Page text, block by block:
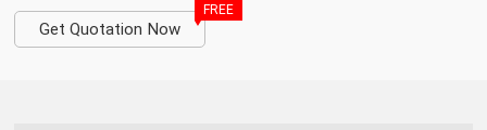
Get Quotation Now
FREE